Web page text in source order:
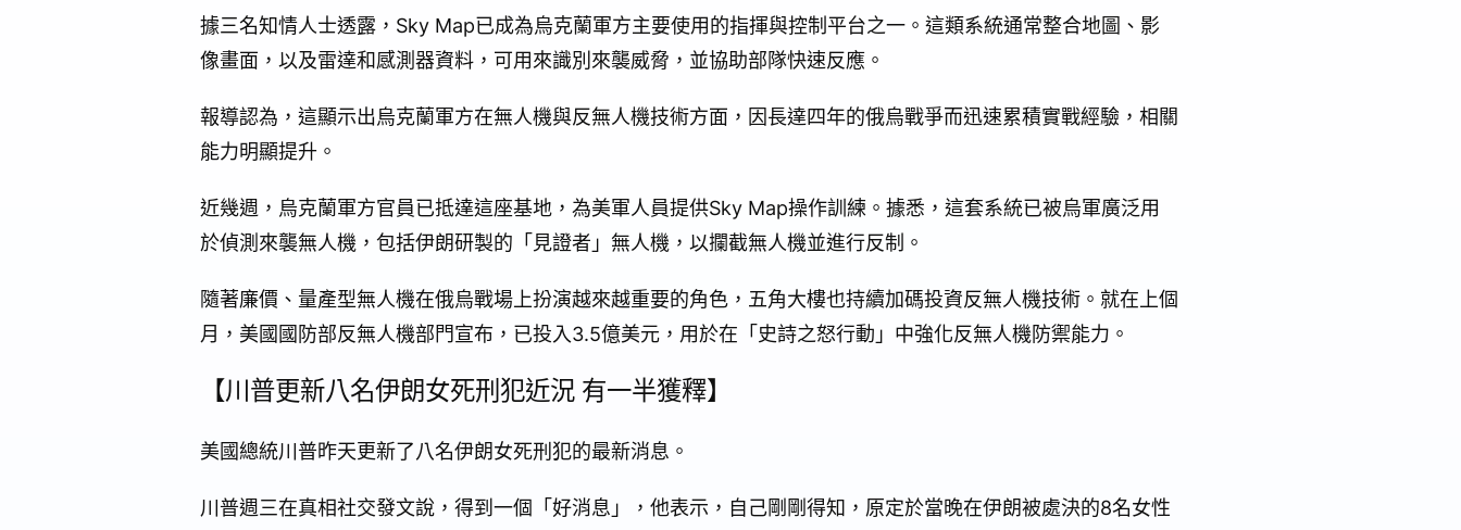
據三名知情人士透露，Sky Map已成為烏克蘭軍方主要使用的指揮與控制平台之一。這類系統通常整合地圖、影
像畫面，以及雷達和感測器資料，可用來識別來襲威脅，並協助部隊快速反應。
報導認為，這顯示出烏克蘭軍方在無人機與反無人機技術方面，因長達四年的俄烏戰爭而迅速累積實戰經驗，相關
能力明顯提升。
近幾週，烏克蘭軍方官員已抵達這座基地，為美軍人員提供Sky Map操作訓練。據悉，這套系統已被烏軍廣泛用
於偵測來襲無人機，包括伊朗研製的「見證者」無人機，以攔截無人機並進行反制。
隨著廉價、量產型無人機在俄烏戰場上扮演越來越重要的角色，五角大樓也持續加碼投資反無人機技術。就在上個
月，美國國防部反無人機部門宣布，已投入3.5億美元，用於在「史詩之怒行動」中強化反無人機防禦能力。
【川普更新八名伊朗女死刑犯近況 有一半獲釋】
美國總統川普昨天更新了八名伊朗女死刑犯的最新消息。
川普週三在真相社交發文說，得到一個「好消息」，他表示，自己剛剛得知，原定於當晚在伊朗被處決的8名女性